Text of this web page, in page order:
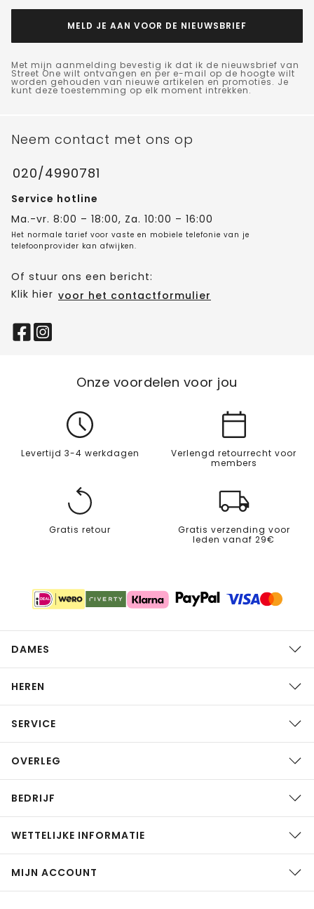
MELD JE AAN VOOR DE NIEUWSBRIEF
Met mijn aanmelding bevestig ik dat ik de nieuwsbrief van
Street One wilt ontvangen en per e-mail op de hoogte wilt
worden gehouden van nieuwe artikelen en promoties. Je
kunt deze toestemming op elk moment intrekken.
Neem contact met ons op
020/4990781
Service hotline
Ma.-vr. 8:00 – 18:00, Za. 10:00 – 16:00
Het normale tarief voor vaste en mobiele telefonie van je
telefoonprovider kan afwijken.
Of stuur ons een bericht:
Klik hier voor het contactformulier
Onze voordelen voor jou
Levertijd 3-4 werkdagen
Verlengd retourrecht voor
members
Gratis retour
Gratis verzending voor
leden vanaf 29€
DAMES
HEREN
SERVICE
OVERLEG
BEDRIJF
WETTELIJKE INFORMATIE
MIJN ACCOUNT